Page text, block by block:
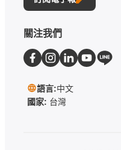
關注我們
語言:中文
國家: 台灣